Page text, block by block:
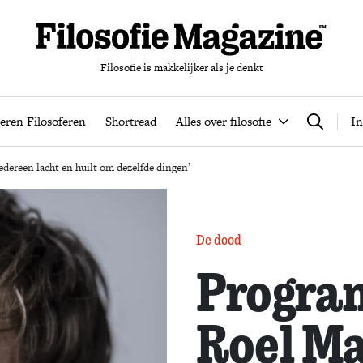
Filosofie is makkelijker als je denkt
Filosoferen Shortread Alles over filosofie Zoeken
Podcast Leren Filosoferen Shortread Alles over
lacht en huilt om dezelfde dingen’
De dood
Roel